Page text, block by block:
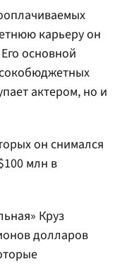
карьеру он
основной
актером, но и
он снимался
млн в
Круз
долларов